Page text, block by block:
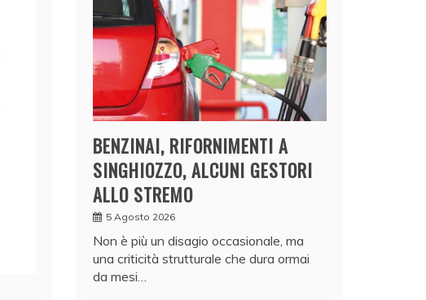
BENZINAI, RIFORNIMENTI A
SINGHIOZZO, ALCUNI GESTORI
ALLO STREMO
5 Agosto 2026
Non è più un disagio occasionale, ma
una criticità strutturale che dura ormai
da mesi…